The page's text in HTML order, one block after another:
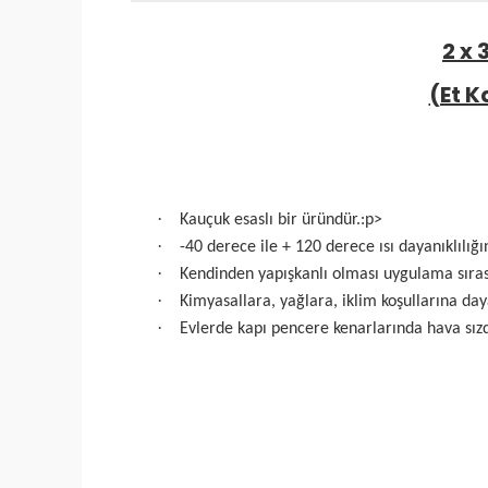
2 x
(Et
· Kauçuk esaslı bir üründür.:p>
· -40 derece ile + 120 derece ısı
· Kendinden yapışkanlı olması uygulama
· Kimyasallara, yağlara, iklim koşullarına
· Evlerde kapı pencere kenarlarında hava